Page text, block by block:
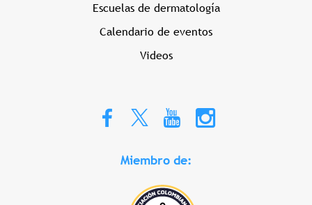
Escuelas de dermatología
Calendario de eventos
Videos
Miembro de: